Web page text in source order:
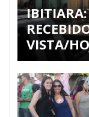
VISTA/